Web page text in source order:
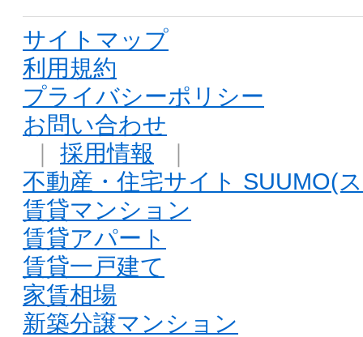
サイトマップ
利用規約
プライバシーポリシー
お問い合わせ
｜ 採用情報 ｜
不動産・住宅サイト SUUMO(
賃貸マンション
賃貸アパート
賃貸一戸建て
家賃相場
新築分譲マンション